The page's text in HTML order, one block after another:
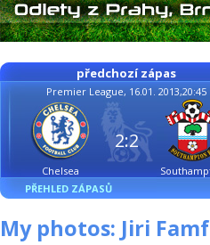
předchozí zápas
Premier League, 16.01. 2013,20:45
Chelsea
2:2
PŘEHLED ZÁPASŮ
My photos: Jiri